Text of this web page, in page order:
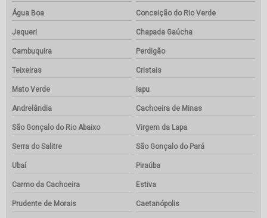
Água Boa Conceição do Rio Verde
Jequeri Chapada Gaúcha
Cambuquira Perdigão
Teixeiras Cristais
Mato Verde Iapu
Andrelândia Cachoeira de Minas
São Gonçalo do Rio Abaixo Virgem da Lapa
Serra do Salitre São Gonçalo do Pará
Ubaí Piraúba
Carmo da Cachoeira Estiva
Prudente de Morais Caetanópolis